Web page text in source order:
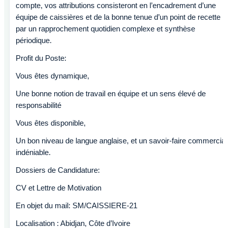
compte, vos attributions consisteront en l’encadrement d’une
équipe de caissières et de la bonne tenue d’un point de recette
par un rapprochement quotidien complexe et synthèse
périodique.
Profit du Poste:
Vous êtes dynamique,
Une bonne notion de travail en équipe et un sens élevé de
responsabilité
Vous êtes disponible,
Un bon niveau de langue anglaise, et un savoir-faire commercial
indéniable.
Dossiers de Candidature:
CV et Lettre de Motivation
En objet du mail: SM/CAISSIERE-21
Localisation : Abidjan, Côte d’Ivoire